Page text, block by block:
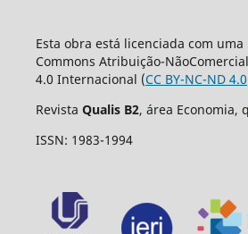
Esta obra está licenciada com uma
Commons Atribuição-
4.0 Internacional (CC BY-NC-ND 4.0
Revista Qualis B2, área Economia,
ISSN: 1983-1994